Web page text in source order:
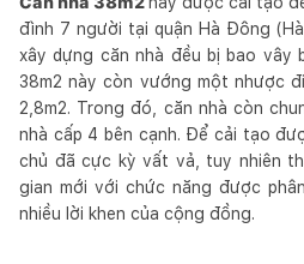
đình 7 người tại quận Hà Đông
xây dựng căn nhà đều bị bao vây
38m2 này còn vướng một nhược
2,8m2. Trong đó, căn nhà còn
nhà cấp 4 bên cạnh. Để cải tạo
chủ đã cực kỳ vất vả, tuy nhiên
gian mới với chức năng được
nhiều lời khen của cộng đồng.